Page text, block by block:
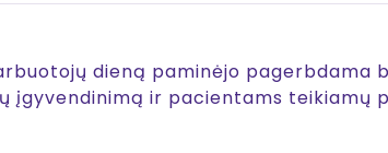
dieną paminėjo pagerbdama
įgyvendinimą ir pacientams teikiamų